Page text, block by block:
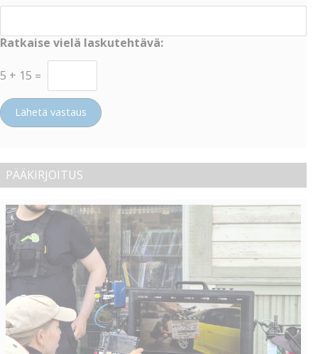
Ratkaise vielä laskutehtävä:
5 + 15 =
Lähetä vastaus
PÄÄKIRJOITUS